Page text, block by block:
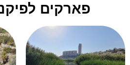
פארקים